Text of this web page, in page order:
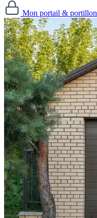
Mon portail & portillon